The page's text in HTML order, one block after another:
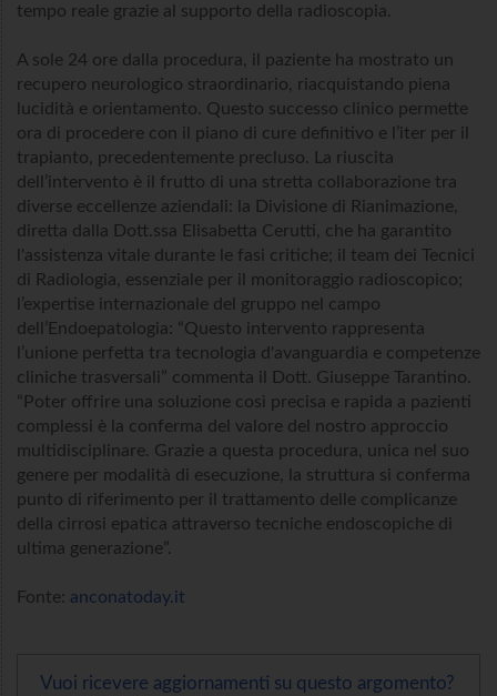
tempo reale grazie al supporto della radioscopia.
A sole 24 ore dalla procedura, il paziente ha mostrato un
recupero neurologico straordinario, riacquistando piena
lucidità e orientamento. Questo successo clinico permette
ora di procedere con il piano di cure definitivo e l’iter per il
trapianto, precedentemente precluso. La riuscita
dell’intervento è il frutto di una stretta collaborazione tra
diverse eccellenze aziendali: la Divisione di Rianimazione,
diretta dalla Dott.ssa Elisabetta Cerutti, che ha garantito
l'assistenza vitale durante le fasi critiche; il team dei Tecnici
di Radiologia, essenziale per il monitoraggio radioscopico;
l’expertise internazionale del gruppo nel campo
dell’Endoepatologia: “Questo intervento rappresenta
l’unione perfetta tra tecnologia d'avanguardia e competenze
cliniche trasversali” commenta il Dott. Giuseppe Tarantino.
“Poter offrire una soluzione così precisa e rapida a pazienti
complessi è la conferma del valore del nostro approccio
multidisciplinare. Grazie a questa procedura, unica nel suo
genere per modalità di esecuzione, la struttura si conferma
punto di riferimento per il trattamento delle complicanze
della cirrosi epatica attraverso tecniche endoscopiche di
ultima generazione”.
Fonte: anconatoday.it
Vuoi ricevere aggiornamenti su questo argomento?